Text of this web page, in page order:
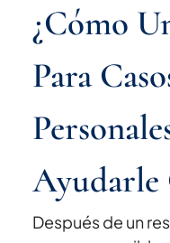
¿Cómo
Para
Ayudarle
Después de un